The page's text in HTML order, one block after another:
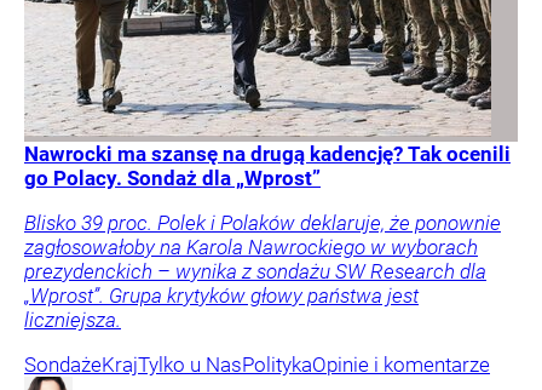
Nawrocki ma szansę na drugą kadencję? Tak ocenili
go Polacy. Sondaż dla „Wprost”
Blisko 39 proc. Polek i Polaków deklaruje, że ponownie
zagłosowałoby na Karola Nawrockiego w wyborach
prezydenckich – wynika z sondażu SW Research dla
„Wprost”. Grupa krytyków głowy państwa jest
liczniejsza.
SondażeKrajTylko u NasPolitykaOpinie i komentarze